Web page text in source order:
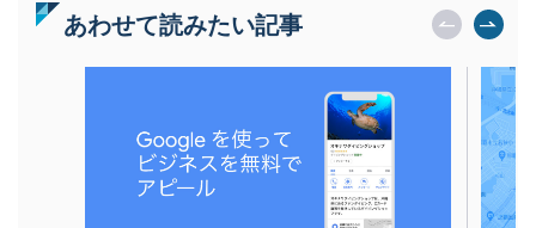
あわせて読みたい記事